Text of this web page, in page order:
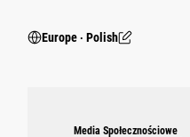
Europe ‧ Polish
Media Społecznościowe